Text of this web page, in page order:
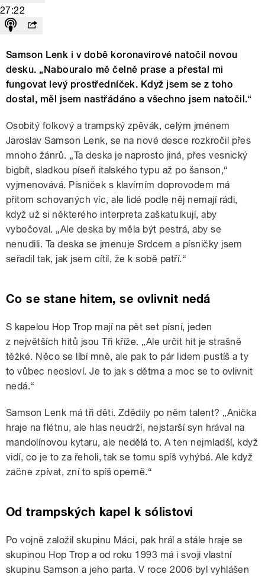
27:22
Samson Lenk i v době koronavirové natočil novou
desku. „Nabouralo mě čelně prase a přestal mi
fungovat levý prostředníček. Když jsem se z toho
dostal, měl jsem nastřádáno a všechno jsem natočil.“
Osobitý folkový a trampský zpěvák, celým jménem
Jaroslav Samson Lenk, se na nové desce rozkročil přes
mnoho žánrů. „Ta deska je naprosto jiná, přes vesnický
bigbít, sladkou píseň italského typu až po šanson,“
vyjmenovává. Písniček s klavírním doprovodem má
přitom schovaných víc, ale lidé podle něj nemají rádi,
když už si některého interpreta zaškatulkují, aby
vybočoval. „Ale deska by měla být pestrá, aby se
nenudili. Ta deska se jmenuje Srdcem a písničky jsem
seřadil tak, jak jsem cítil, že k sobě patří.“
Co se stane hitem, se ovlivnit nedá
S kapelou Hop Trop mají na pět set písní, jeden
z největších hitů jsou Tři kříže. „Ale určit hit je strašně
těžké. Něco se líbí mně, ale pak to pár lidem pustíš a ty
to vůbec neosloví. Je to jak s dětma a moc se to ovlivnit
nedá.“
Samson Lenk má tři děti. Zdědily po něm talent? „Anička
hraje na flétnu, ale hlas neudrží, nejstarší syn hrával na
mandolínovou kytaru, ale nedělá to. A ten nejmladší, když
vidí, co je to za řeholi, tak se tomu spíš vyhýbá. Ale když
začne zpívat, zní to spíš operně.“
Od trampských kapel k sólistovi
Po vojně založil skupinu Máci, pak hrál a stále hraje se
skupinou Hop Trop a od roku 1993 má i svoji vlastní
skupinu Samson a jeho parta. V roce 2006 byl vyhlášen